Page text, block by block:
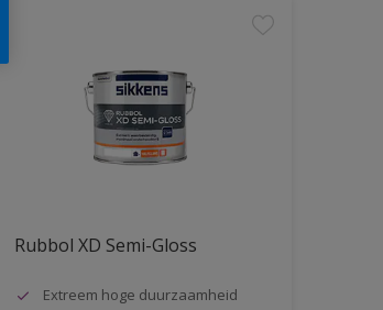
Rubbol XD Semi-Gloss
Extreem hoge duurzaamheid